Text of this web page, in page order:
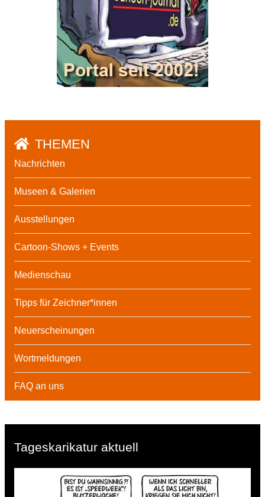
THEMEN
Nachrichten
Museen & Galerien
Ausstellungen
Cartoon-Shows + Events
Medienschau
Tipps für Zeichner*innen
Neuerscheinungen
Wortmeldungen
FAQ an uns
Tageskarikatur aktuell